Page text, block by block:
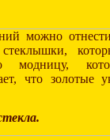
можно
модницу,
что золотые